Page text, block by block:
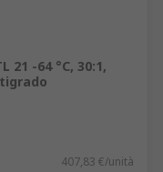
21 -64 °C, 30:1,
407,83 €/unità